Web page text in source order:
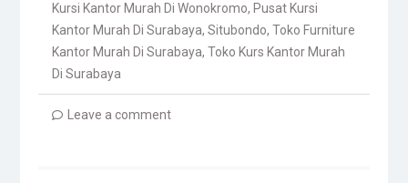
Kursi Kantor Murah Di Wonokromo, Pusat Kursi
Kantor Murah Di Surabaya, Situbondo, Toko Furniture
Kantor Murah Di Surabaya, Toko Kurs Kantor Murah
Di Surabaya
Leave a comment